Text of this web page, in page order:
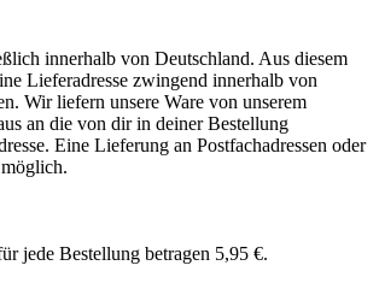
innerhalb von Deutschland. Aus diesem
Lieferadresse zwingend innerhalb von
Wir liefern unsere Ware von unserem
an die von dir in deiner Bestellung
Eine Lieferung an Postfachadressen oder
jede Bestellung betragen 5,95 €.